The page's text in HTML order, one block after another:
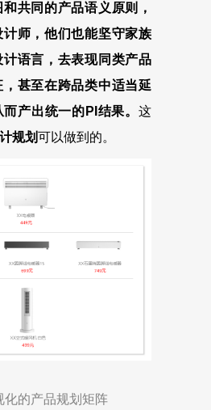
共同的产品语义原则，
计师，他们也能坚守家族
语言，去表现同类产品
甚至在跨品类中适当延
产出统一的PI结果。 这
规划可以做到的。
化的产品规划矩阵